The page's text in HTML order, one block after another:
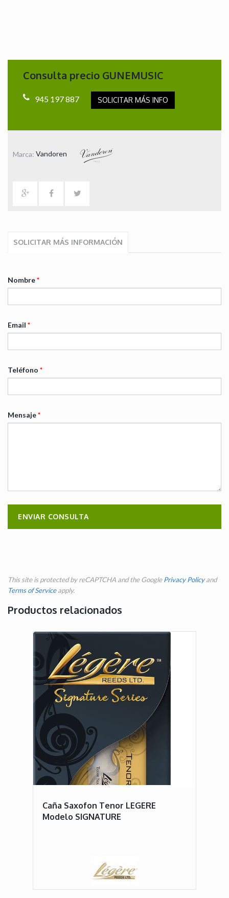
Consulta precio GUNEMUSIC
945 197 887 SOLICITAR MÁS INFO
Marca: Vandoren
SOLICITAR MÁS INFORMACIÓN
Nombre*
Email *
Teléfono *
Mensaje*
This site is protected by reCAPTCHA and the GooglePrivacy Policyand
Terms of Serviceapply.
Productos relacionados
Caña Saxofon Tenor LEGERE
Modelo SIGNATURE